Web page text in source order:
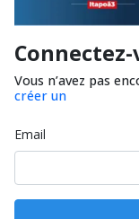
Vous n’avez pas
créer un
Email